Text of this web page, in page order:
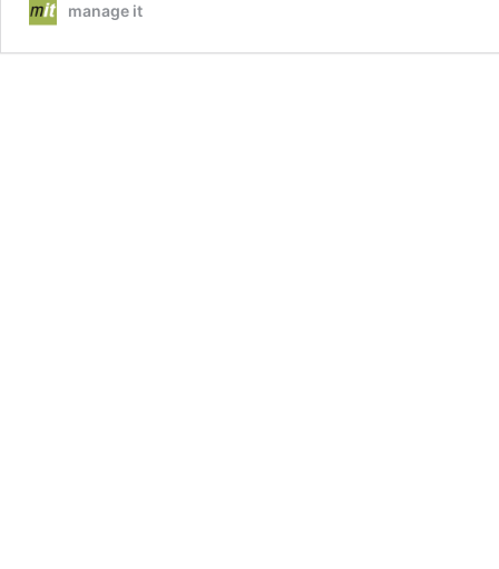
manage it